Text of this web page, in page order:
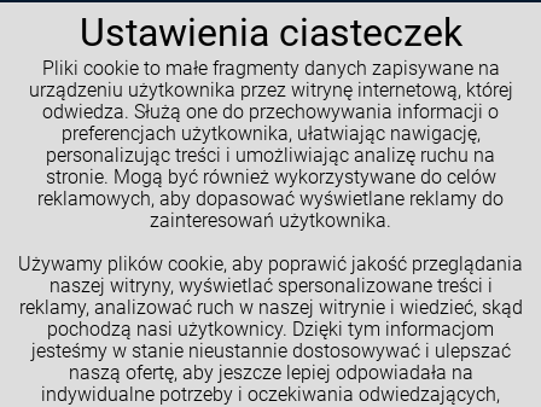
Ustawienia ciasteczek
Pliki cookie to małe fragmenty danych zapisywane na
urządzeniu użytkownika przez witrynę internetową, której
odwiedza. Służą one do przechowywania informacji o
preferencjach użytkownika, ułatwiając nawigację,
personalizując treści i umożliwiając analizę ruchu na
stronie. Mogą być również wykorzystywane do celów
reklamowych, aby dopasować wyświetlane reklamy do
zainteresowań użytkownika.
Używamy plików cookie, aby poprawić jakość przeglądania
naszej witryny, wyświetlać spersonalizowane treści i
reklamy, analizować ruch w naszej witrynie i wiedzieć, skąd
pochodzą nasi użytkownicy. Dzięki tym informacjom
jesteśmy w stanie nieustannie dostosowywać i ulepszać
naszą ofertę, aby jeszcze lepiej odpowiadała na
indywidualne potrzeby i oczekiwania odwiedzających,
Programy lojalnościowe
Kalkulatory GM
Moje konto
Informacje o sklepie
NASZE SPOŁECZNOŚCI